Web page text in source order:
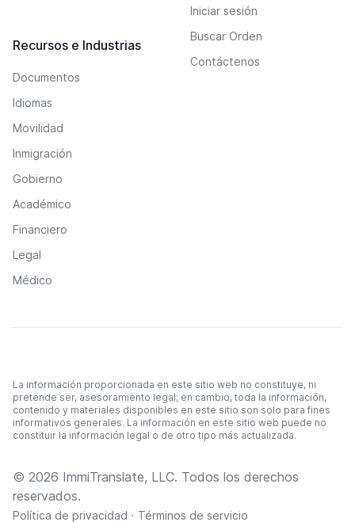
Recursos e Industrias
Documentos
Idiomas
Movilidad
Inmigración
Gobierno
Académico
Financiero
Legal
Médico
Iniciar sesión
Buscar Orden
Contáctenos
La información proporcionada en este sitio web no constituye, ni
pretende ser, asesoramiento legal; en cambio, toda la información,
contenido y materiales disponibles en este sitio son solo para fines
informativos generales. La información en este sitio web puede no
constituir la información legal o de otro tipo más actualizada.
© 2026 ImmiTranslate, LLC. Todos los derechos
reservados.
Política de privacidad · Términos de servicio